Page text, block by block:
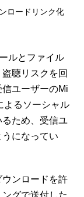
ロードリンク化
ルとファイル
聴リスクを回
ユーザーのMi
よるソーシャル
ため、受信ユ
になってい
ンロードを許
グで送付した